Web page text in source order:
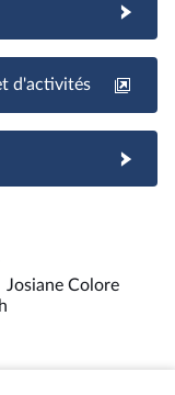
d'activités
Josiane Colore